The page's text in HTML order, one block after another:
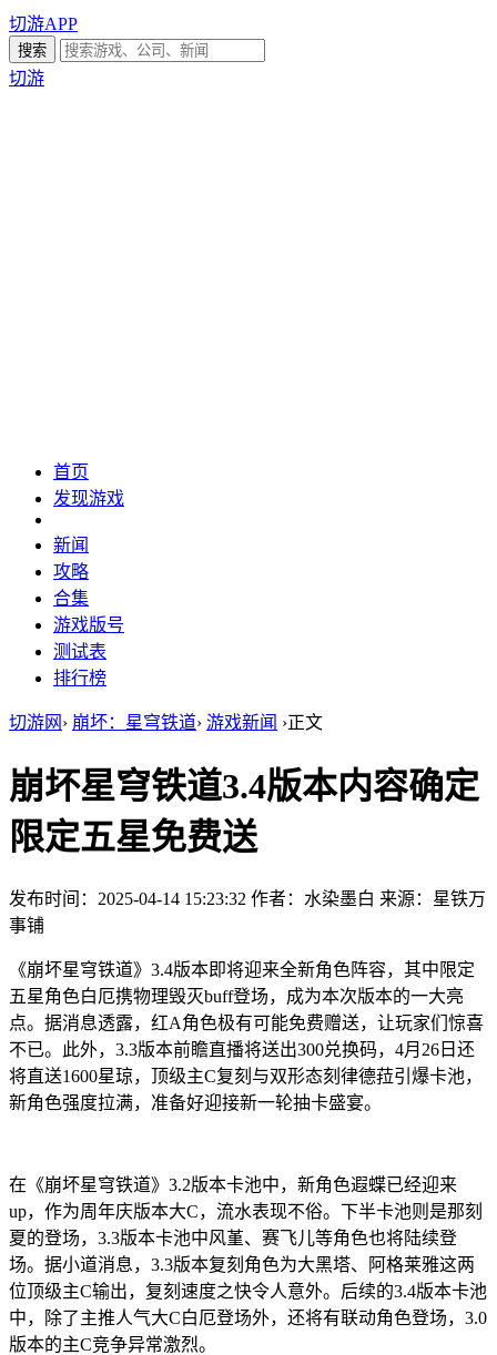
切游APP
切游
首页
发现游戏
新闻
攻略
合集
游戏版号
测试表
排行榜
切游网 › 崩坏：星穹铁道› 游戏新闻 ›正文
崩坏星穹铁道3.4版本内容确定
限定五星免费送
发布时间：2025-04-14 15:23:32 作者：水染墨白 来源：星铁万
事铺
《崩坏星穹铁道》3.4版本即将迎来全新角色阵容，其中限定
五星角色白厄携物理毁灭buff登场，成为本次版本的一大亮
点。据消息透露，红A角色极有可能免费赠送，让玩家们惊喜
不已。此外，3.3版本前瞻直播将送出300兑换码，4月26日还
将直送1600星琼，顶级主C复刻与双形态刻律德菈引爆卡池，
新角色强度拉满，准备好迎接新一轮抽卡盛宴。
在《崩坏星穹铁道》3.2版本卡池中，新角色遐蝶已经迎来
up，作为周年庆版本大C，流水表现不俗。下半卡池则是那刻
夏的登场，3.3版本卡池中风堇、赛飞儿等角色也将陆续登
场。据小道消息，3.3版本复刻角色为大黑塔、阿格莱雅这两
位顶级主C输出，复刻速度之快令人意外。后续的3.4版本卡池
中，除了主推人气大C白厄登场外，还将有联动角色登场，3.0
版本的主C竞争异常激烈。